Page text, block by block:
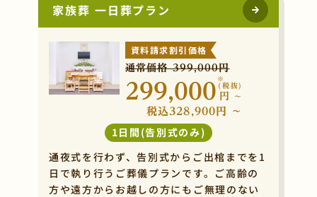
家族葬 一日葬プラン
資料請求割引価格
通常価格 399,000円
299,000
※
円
(税抜)
~
税込328,900円 ~
1日間(告別式のみ)
通夜式を行わず、告別式からご出棺までを1
日で執り行うご葬儀プランです。ご高齢の
方や遠方からお越しの方にもご無理のない